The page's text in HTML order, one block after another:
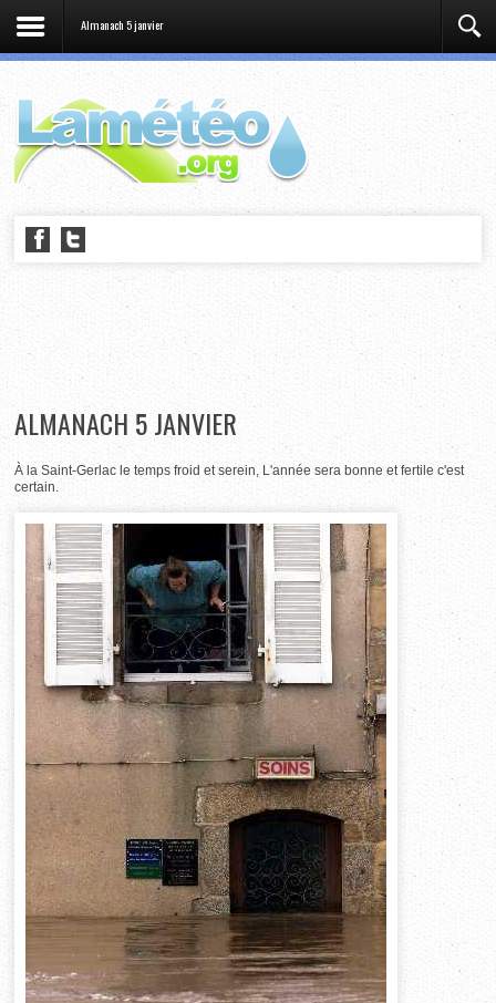
Almanach 5 janvier
ALMANACH 5 JANVIER
À la Saint-Gerlac le temps froid et serein, L'année sera bonne et fertile c'est
certain.